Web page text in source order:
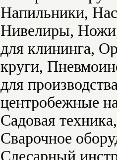
Напильники,
Нивелиры,
для клининга,
круги,
для
центробежные
Садовая
Сварочное
Слесарный